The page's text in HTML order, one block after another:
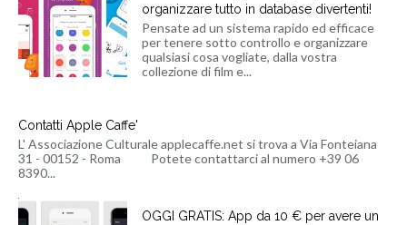
organizzare tutto in database divertenti!
Pensate ad un sistema rapido ed efficace
per tenere sotto controllo e organizzare
qualsiasi cosa vogliate, dalla vostra
collezione di film e...
Contatti Apple Caffe'
L' Associazione Culturale applecaffe.net si trova a Via Fonteiana
31 - 00152 - Roma Potete contattarci al numero +39 06
8390...
OGGI GRATIS: App da 10 € per avere un